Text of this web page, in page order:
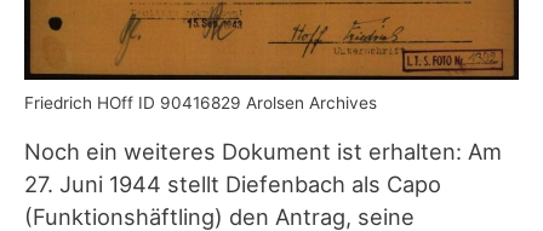
Friedrich HOff ID 90416829 Arolsen Archives
Noch ein weiteres Dokument ist erhalten: Am
27. Juni 1944 stellt Diefenbach als Capo
(Funktionshäftling) den Antrag, seine